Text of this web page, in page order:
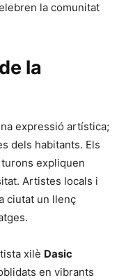
la comunitat
la
expressió artística;
dels habitants. Els
expliquen
Artistes locals i
ciutat un llenç
xilè Dasic
en vibrants